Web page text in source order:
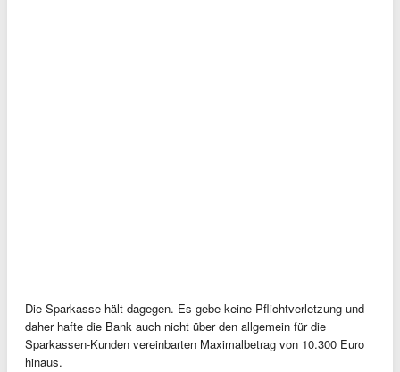
Die Sparkasse hält dagegen. Es gebe keine Pflichtverletzung und
daher hafte die Bank auch nicht über den allgemein für die
Sparkassen-Kunden vereinbarten Maximalbetrag von 10.300 Euro
hinaus.